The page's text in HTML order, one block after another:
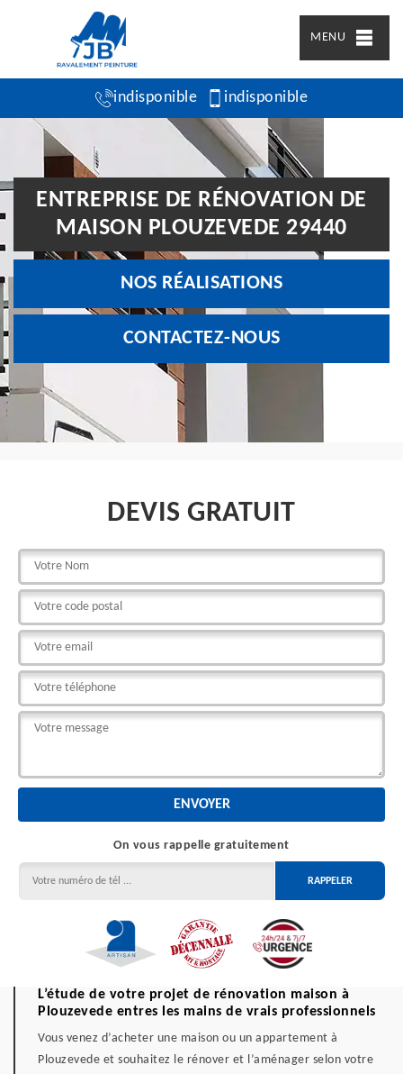
MENU
indisponible indisponible
ENTREPRISE DE RÉNOVATION DE
MAISON PLOUZEVEDE 29440
NOS RÉALISATIONS
CONTACTEZ-NOUS
DEVIS GRATUIT
On vous rappelle gratuitement
L’étude de votre projet de rénovation maison à
Plouzevede entres les mains de vrais professionnels
Vous venez d’acheter une maison ou un appartement à
Plouzevede et souhaitez le rénover et l’aménager selon votre